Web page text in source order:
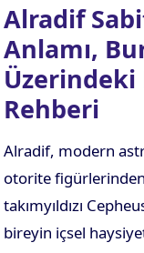
Alradif
Anlamı,
Üzerindeki
Rehberi
Alradif, modern
otorite
takımyıldızı
bireyin içsel